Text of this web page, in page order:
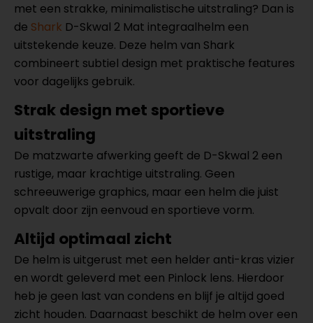
met een strakke, minimalistische uitstraling? Dan is
de Shark D-Skwal 2 Mat integraalhelm een
uitstekende keuze. Deze helm van Shark
combineert subtiel design met praktische features
voor dagelijks gebruik.
Strak design met sportieve
uitstraling
De matzwarte afwerking geeft de D-Skwal 2 een
rustige, maar krachtige uitstraling. Geen
schreeuwerige graphics, maar een helm die juist
opvalt door zijn eenvoud en sportieve vorm.
Altijd optimaal zicht
De helm is uitgerust met een helder anti-kras vizier
en wordt geleverd met een Pinlock lens. Hierdoor
heb je geen last van condens en blijf je altijd goed
zicht houden. Daarnaast beschikt de helm over een